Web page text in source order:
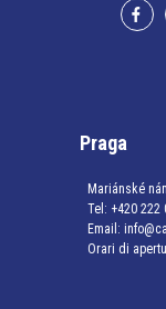
Praga
Mariánské
Tel: +420 222
Email:
Orari di